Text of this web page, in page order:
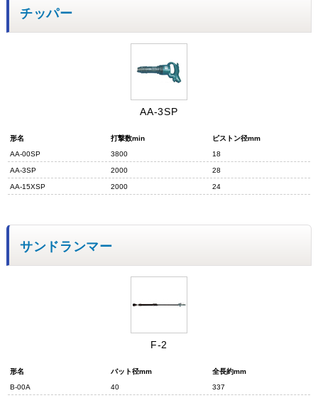
チッパー
AA-3SP
形名 打撃数min
ピストン径mm
AA-00SP
3800 18
AA-3SP 2000 28
AA-15XSP 2000 24
サンドランマー
F-2
形名 バット径mm
全長約mm
B-00A
40 337